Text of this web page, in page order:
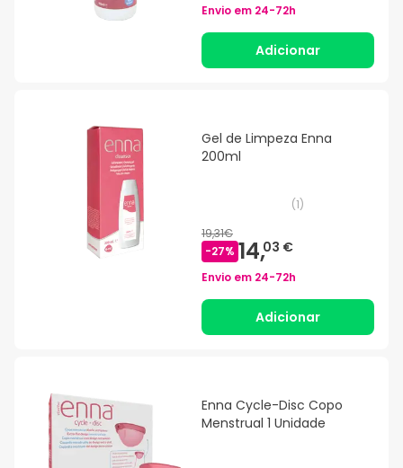
Envio em 24-72h
Adicionar
Gel de Limpeza Enna
200ml
(1)
19,31€
-27% 14,03 €
Envio em 24-72h
Adicionar
Enna Cycle-Disc Copo
Menstrual 1 Unidade